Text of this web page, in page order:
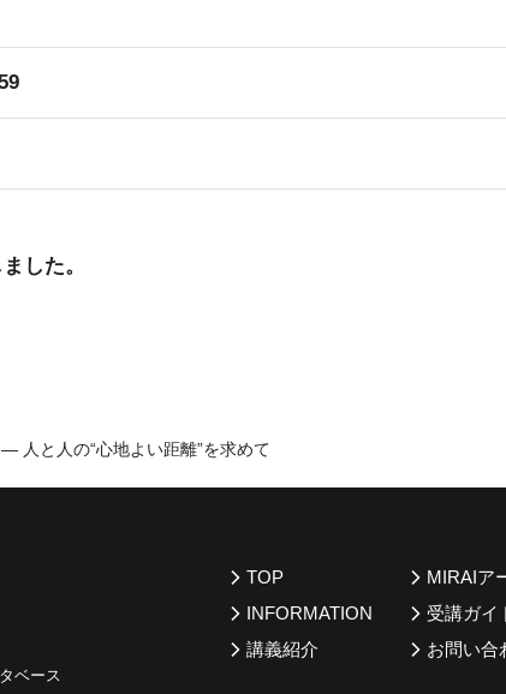
した。
人と人の“心地よい距離”を求めて
TOP
INFORMATION
講義紹介
MIRAIア
受講ガイ
お問い合
ベース